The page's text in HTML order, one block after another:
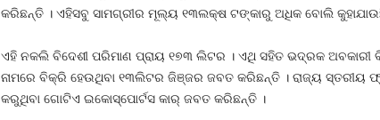
କରିଛନ୍ତି । ଏହିସବୁ ସାମଗ୍ରୀର ମୂଲ୍ୟ ୧୩ଲକ୍ଷ ଟଙ୍କାରୁ ଅଧିକ ବୋଲି
ଏହି ନକଲି ବିଦେଶୀ ପରିମାଣ ପ୍ରାୟ ୧୭୩ ଲିଟର । ଏଥି ସହିତ ଭଦ୍ରକ
ନାମରେ ବିକ୍ରି ହେଉଥିବା ୧୩ଲିଟର ଜିଞ୍ଜର ଜବତ କରିଛନ୍ତି । ରାଜ୍ୟ ସ୍ତରୀୟ
କରୁଥିବା ଗୋଟିଏ ଇକୋସ୍ପୋର୍ଟସ କାର୍‍ ଜବତ କରିଛନ୍ତି ।